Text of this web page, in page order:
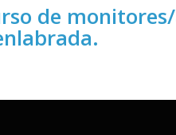
de